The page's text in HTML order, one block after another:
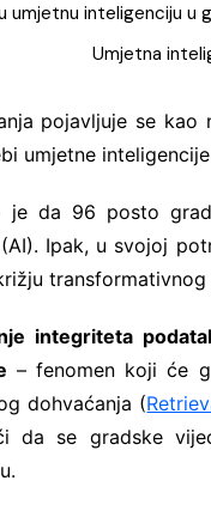
i javne usluge
Umjetna
pojavljuje se
umjetne
je da 96 posto
Ipak, u svojoj
integriteta
– fenomen koji će
dohvaćanja (
da se gradske